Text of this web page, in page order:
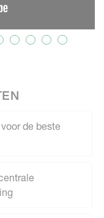
de beste